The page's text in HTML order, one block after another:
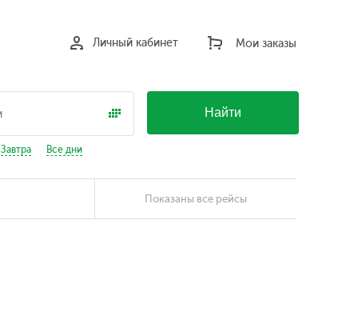
Мои заказы
Личный кабинет
Завтра Все дни
Найти
Показаны все рейсы